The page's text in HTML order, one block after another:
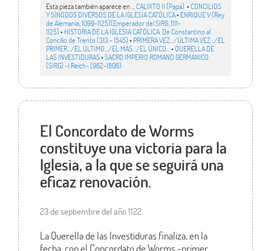
Esta pieza también aparece en ... CALIXTO II (Papa) •CONCILIOS
Y SÍNODOS DIVERSOS DE LA IGLESIA CATÓLICA• ENRIQUE V (Rey
de Alemania, 1099-1125)(Emperador del SIRG, 1111-
1125)• HISTORIA DE LA IGLESIA CATÓLICA. De Constantino al
Concilio de Trento (313 - 1545)• PRIMERA VEZ.../ÚLTIMA VEZ…/EL
PRIMER.../EL ÚLTIMO…/EL MÁS…/EL ÚNICO… •QUERELLA DE
LAS INVESTIDURAS•SACRO IMPERIO ROMANO GERMÁNICO
(SIRG) -I Reich- (962-1806)
El Concordato de Worms
constituye una victoria para la
Iglesia, a la que se seguirá una
eficaz renovación.
23 de septiembre del año 1122
La Querella de las Investiduras finaliza, en la
fecha, con el Concordato de Worms -primer